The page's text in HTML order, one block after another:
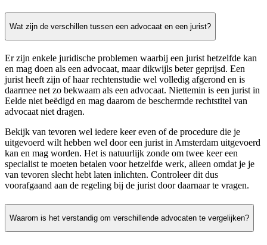
Wat zijn de verschillen tussen een advocaat en een jurist?
Er zijn enkele juridische problemen waarbij een jurist hetzelfde kan
en mag doen als een advocaat, maar dikwijls beter geprijsd. Een
jurist heeft zijn of haar rechtenstudie wel volledig afgerond en is
daarmee net zo bekwaam als een advocaat. Niettemin is een jurist in
Eelde niet beëdigd en mag daarom de beschermde rechtstitel van
advocaat niet dragen.
Bekijk van tevoren wel iedere keer even of de procedure die je
uitgevoerd wilt hebben wel door een jurist in Amsterdam uitgevoerd
kan en mag worden. Het is natuurlijk zonde om twee keer een
specialist te moeten betalen voor hetzelfde werk, alleen omdat je je
van tevoren slecht hebt laten inlichten. Controleer dit dus
voorafgaand aan de regeling bij de jurist door daarnaar te vragen.
Waarom is het verstandig om verschillende advocaten te vergelijken?